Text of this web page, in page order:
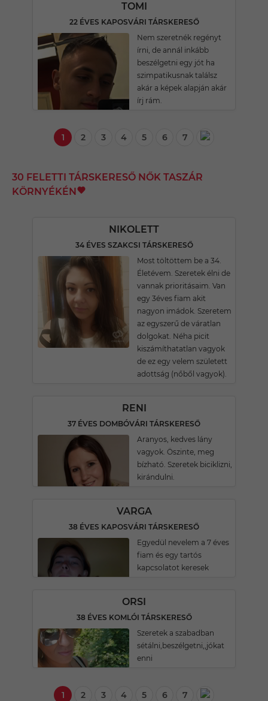
TOMI
22 ÉVES KAPOSVÁRI TÁRSKERESŐ
Nem szeretnék regényt
írni, de annál inkább
beszélgetni egy jót ha
szimpatikusnak találsz
akár a képek alapján akár
írj rám.
1 2 3 4 5 6 7
30 FELETTI TÁRSKERESŐ NŐK TASZÁR
KÖRNYÉKÉN
NIKOLETT
34 ÉVES SZAKCSI TÁRSKERESŐ
Most töltöttem be a 34.
Életévem. Szeretek élni de
vannak prioritásaim. Van
egy 3éves fiam akit
nagyon imádok. Szeretem
az egyszerű de váratlan
dolgokat. Néha picit
kiszámíthatatlan vagyok
de ez egy velem született
adottság (nőből vagyok).
RENI
37 ÉVES DOMBÓVÁRI TÁRSKERESŐ
Aranyos, kedves lány
vagyok. Öszinte, meg
bízható. Szeretek biciklizni,
kirándulni.
VARGA
38 ÉVES KAPOSVÁRI TÁRSKERESŐ
Egyedül nevelem a 7 éves
fiam és egy tartós
kapcsolatot keresek
ORSI
38 ÉVES KOMLÓI TÁRSKERESŐ
Szeretek a szabadban
sétálni,beszélgetni,,jókat
enni
1 2 3 4 5 6 7